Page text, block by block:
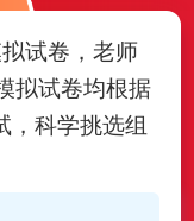
试卷，老师
拟试卷均根据
，科学挑选组